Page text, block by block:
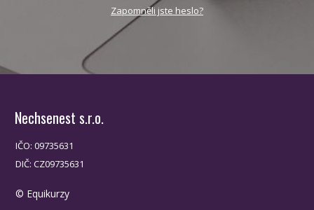
Zapomněli jste heslo?
Nechsenest s.r.o.
IČO: 09735631
DIČ: CZ09735631
© Equikurzy